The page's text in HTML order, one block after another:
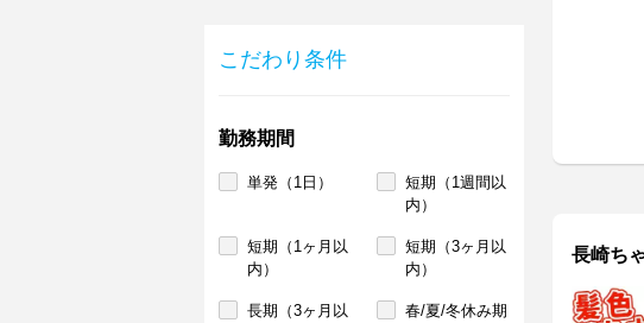
こだわり条件
勤務期間
単発（1日）
短期（1週間以
内）
短期（1ヶ月以
内）
短期（3ヶ月以
内）
長期（3ヶ月以
春/夏/冬休み期
長崎ち